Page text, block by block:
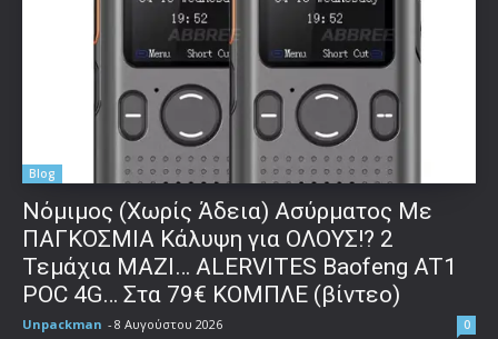
Blog
Νόμιμος (Χωρίς Άδεια) Ασύρματος Με
ΠΑΓΚΟΣΜΙΑ Κάλυψη για ΟΛΟΥΣ!? 2
Τεμάχια ΜΑΖΙ… ALERVITES Baofeng AT1
POC 4G… Στα 79€ ΚΟΜΠΛΕ (βίντεο)
Unpackman - 8 Αυγούστου 2026 0